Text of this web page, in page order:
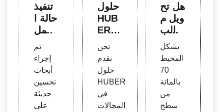
تنفيذ
حالة ا
لعمل
ميكية
لمياه
البحر
تم
إجراء
أبحاث
تحسين
حديثة
على
حلول
HUB
ER -
يات ال
محلية
والعال
مية -
HUB
نحن
نقدم
حلول
HUBER
في
المجالات
هل تح
ويل م
ياه الب
حر إل
ى ميا
ه للش
رب ي
ساعد
المياه
يشكل
المحيط
70
بالمائة
من
سطح